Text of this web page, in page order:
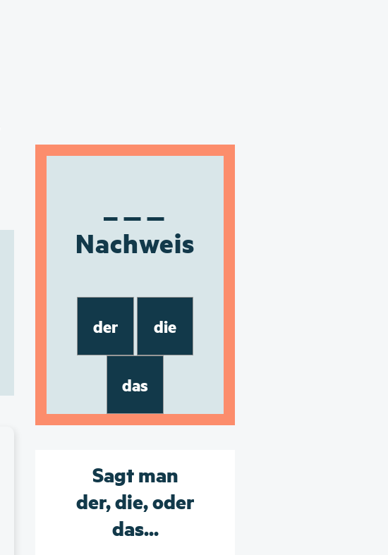
Nachweis
der die
das
Sagt man
der, die, oder
das...